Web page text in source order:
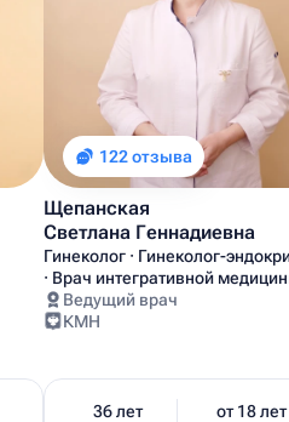
122 отзыва
Щепанская
Светлана Геннадиевна
Гинеколог · Гинеколог-
· Врач интегративной
Ведущий врач
КМН
36 лет от 18 лет